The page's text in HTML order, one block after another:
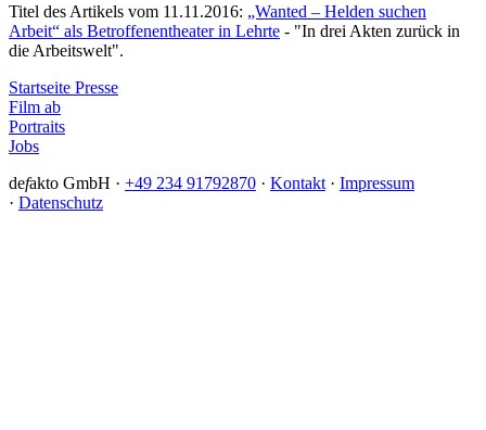
Titel des Artikels vom 11.11.2016: „Wanted – Helden suchen
Arbeit“ als Betroffenentheater in Lehrte - "In drei Akten zurück in
die Arbeitswelt".
Startseite Presse
Film ab
Portraits
Jobs
defakto GmbH · +49 234 91792870 · Kontakt · Impressum
· Datenschutz